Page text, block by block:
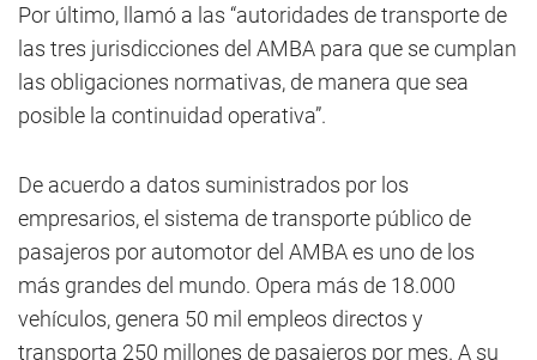
Por último, llamó a las “autoridades de transporte de
las tres jurisdicciones del AMBA para que se cumplan
las obligaciones normativas, de manera que sea
posible la continuidad operativa”.
De acuerdo a datos suministrados por los
empresarios, el sistema de transporte público de
pasajeros por automotor del AMBA es uno de los
más grandes del mundo. Opera más de 18.000
vehículos, genera 50 mil empleos directos y
transporta 250 millones de pasajeros por mes. A su